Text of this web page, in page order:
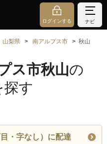
ログインする ナビ
山梨県 南アルプス市 秋山
ス市秋山の
探す
・字なし）に配達